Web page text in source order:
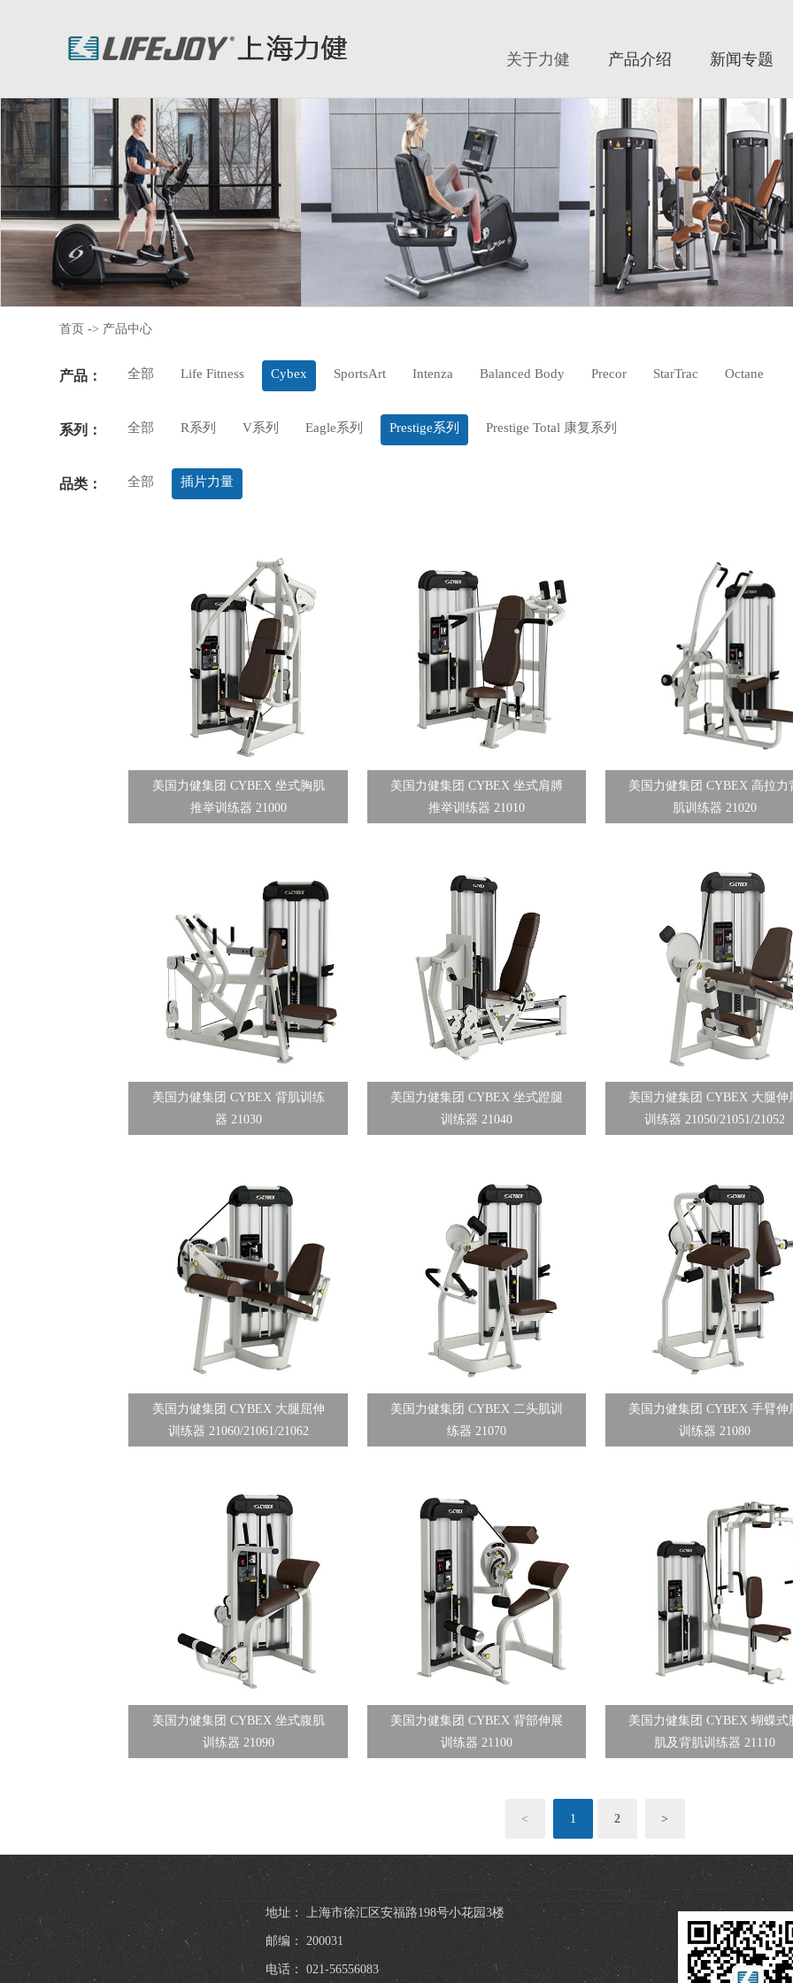
关于力健 产品介绍 新闻专题
首页 -> 产品中心
产品： 全部 Life Fitness Cybex SportsArt Intenza Balanced Body Precor StarTrac Octane
系列： 全部 R系列 V系列 Eagle系列 Prestige系列 Prestige Total 康复系列
品类： 全部 插片力量
美国力健集团 CYBEX 坐式胸肌
推举训练器 21000
美国力健集团 CYBEX 坐式肩膊
推举训练器 21010
美国力健集团 CYBEX 高拉力
肌训练器 21020
美国力健集团 CYBEX 背肌训练
器 21030
美国力健集团 CYBEX 坐式蹬腿
训练器 21040
美国力健集团 CYBEX 大腿伸
训练器 21050/21051/21052
美国力健集团 CYBEX 大腿屈伸
训练器 21060/21061/21062
美国力健集团 CYBEX 二头肌训
练器 21070
美国力健集团 CYBEX 手臂伸
训练器 21080
美国力健集团 CYBEX 坐式腹肌
训练器 21090
美国力健集团 CYBEX 背部伸展
训练器 21100
美国力健集团 CYBEX 蝴蝶式
肌及背肌训练器 21110
< 1 2 >
地址： 上海市徐汇区安福路198号小花园3楼
邮编： 200031
电话： 021-56556083